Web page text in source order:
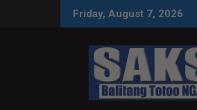
Friday, August 7, 2026
tamang paggastos susi sa pag-